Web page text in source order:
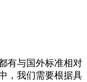
有与国外标准相对
，我们需要根据具